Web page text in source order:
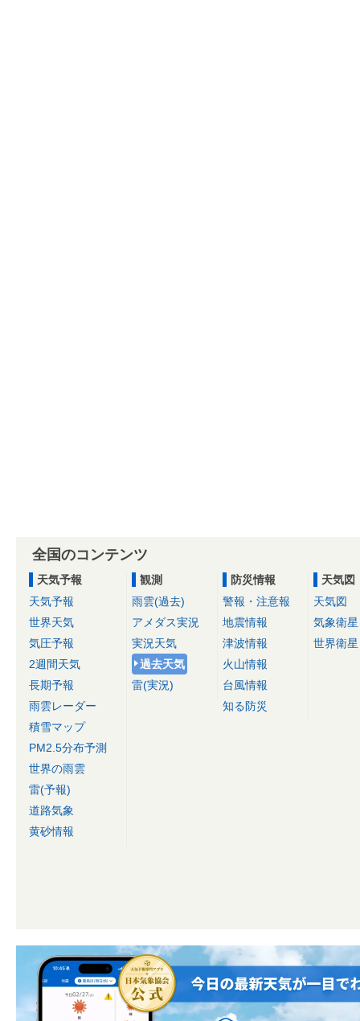
全国のコンテンツ
天気予報
天気予報
世界天気
気圧予報
2週間天気
長期予報
雨雲レーダー
積雪マップ
PM2.5分布予測
世界の雨雲
雷(予報)
道路気象
黄砂情報
観測
雨雲(過去)
アメダス実況
実況天気
過去天気
雷(実況)
防災情報
警報・注意報
地震情報
津波情報
火山情報
台風情報
知る防災
天気図
天気図
気象衛星
世界衛星